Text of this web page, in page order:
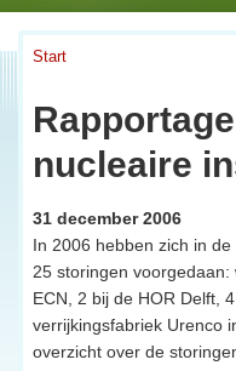
Start
nucleaire
31 december 2006
In 2006 hebben zich in
25 storingen
ECN, 2 bij de HOR Delft,
verrijkingsfabriek Urenco
overzicht over de